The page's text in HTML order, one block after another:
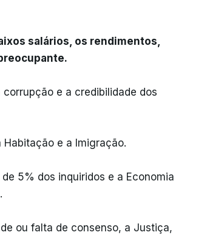
salários, os rendimentos,
e a credibilidade dos
e a Imigração.
5% dos inquiridos e a Economia
ou falta de consenso, a Justiça,